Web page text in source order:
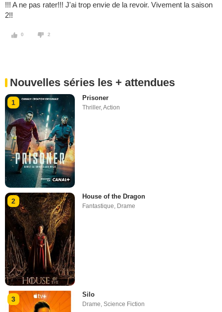
!!! A ne pas rater!!! J'ai trop envie de la revoir. Vivement la saison
2!!
0 2
Nouvelles séries les + attendues
1
Prisoner
Thriller,Action
2
House of the Dragon
Fantastique Drame
3
Silo
Drame,Science Fiction